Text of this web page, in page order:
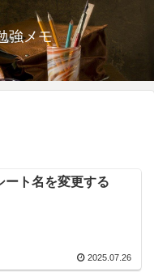
強メモ
ート名を変更する
2025.07.26